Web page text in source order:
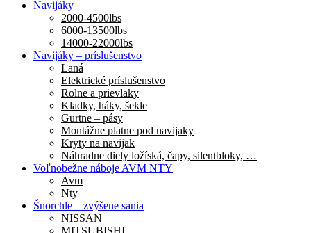
Navijáky
2000-4500lbs
6000-13500lbs
14000-22000lbs
Navijáky – príslušenstvo
Laná
Elektrické príslušenstvo
Rolne a prievlaky
Kladky, háky, šekle
Gurtne – pásy
Montážne platne pod navijaky
Kryty na navijak
Náhradne diely ložíská, čapy, silentbloky, …
Voľnobežne náboje AVM NTY
Avm
Nty
Šnorchle – zvýšene sania
NISSAN
MITSUBISHI